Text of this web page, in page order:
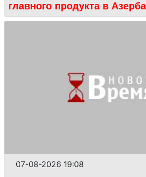
главного продукта в
07-08-2026 19:08